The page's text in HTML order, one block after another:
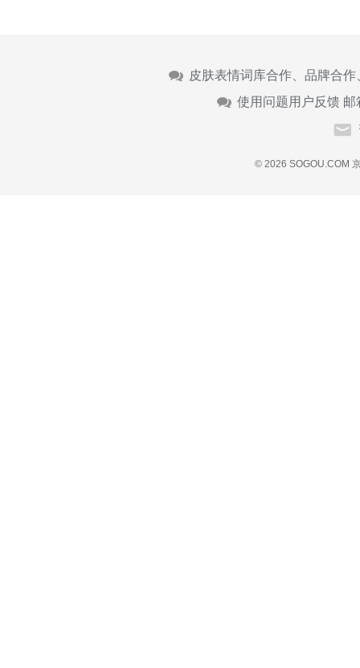
皮肤表情词库合作、品牌合
使用问题用户反馈 邮
© 2026 SOGOU.COM